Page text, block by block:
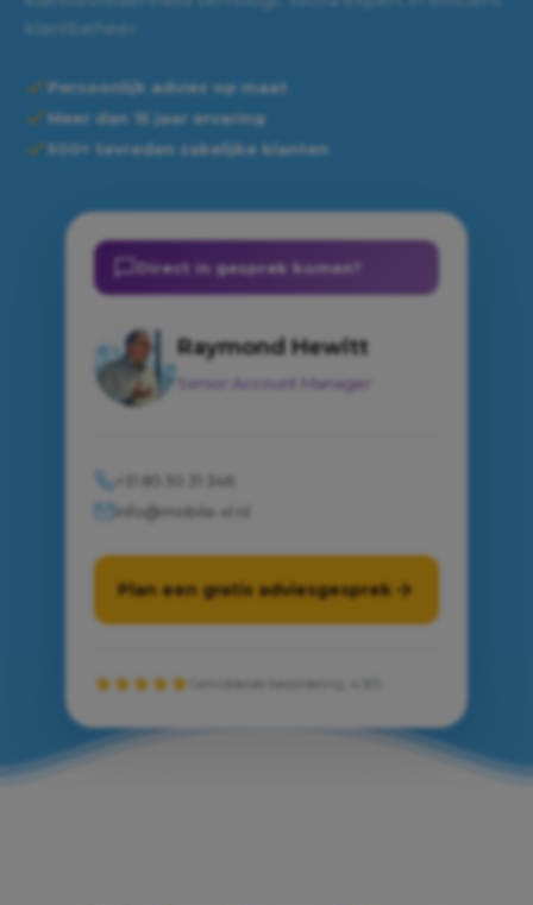
klantbeheer.
Persoonlijk advies op maat
Meer dan 15 jaar ervaring
500+ tevreden zakelijke klanten
Direct in gesprek komen?
Raymond Hewitt
Senior Account Manager
+31 85 30 31 346
info@mobile-xl.nl
Plan een gratis adviesgesprek